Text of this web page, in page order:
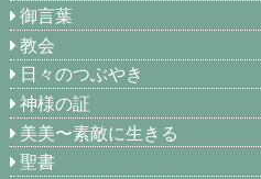
御言葉
教会
日々のつぶやき
神様の証
美美〜素敵に生きる
聖書